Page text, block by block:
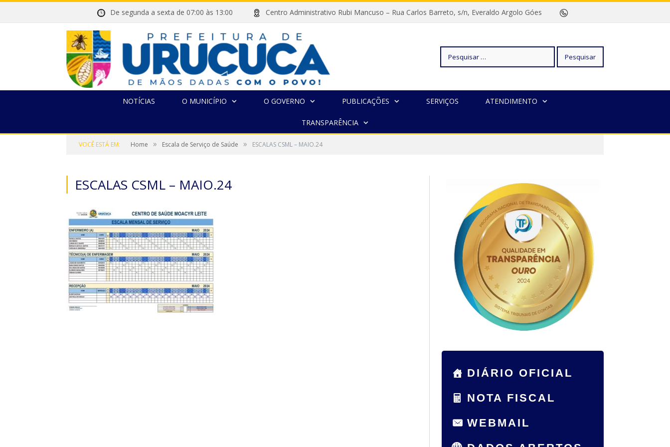
De segunda a sexta de 07:00 às 13:00 Centro Administrativo Rubi Mancuso – Rua Carlos Barreto, s/n, Everaldo Argolo Góes
Pesquisar
NOTÍCIAS O MUNICÍPIO O GOVERNO PUBLICAÇÕES SERVIÇOS ATENDIMENTO
TRANSPARÊNCIA
VOCÊ ESTÁ EM: Home » Escala de Serviço de Saúde » ESCALAS CSML – MAIO.24
ESCALAS CSML – MAIO.24
DIÁRIO OFICIAL
NOTA FISCAL
WEBMAIL